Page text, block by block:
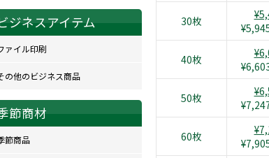
30枚
40枚
50枚
60枚
ジネスアイテム
ァイル印刷
の他のビジネス商品
節商材
節商品